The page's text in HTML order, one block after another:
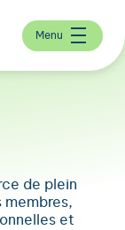
Menu
de plein
membres,
et